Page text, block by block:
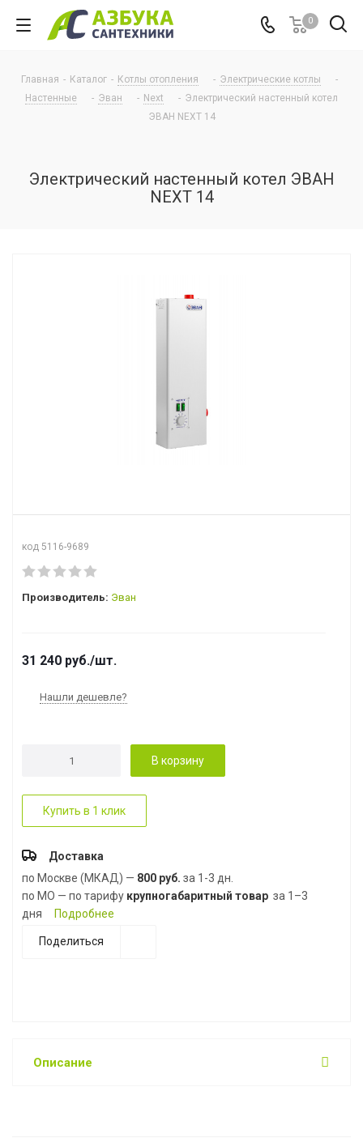
0
Главная - Каталог - Котлы отопления - Электрические котлы
-
Настенные
- Эван - Next - Электрический настенный котел
ЭВАН NEXT 14
Электрический настенный котел ЭВАН
NEXT 14
код 5116-9689
Производитель: Эван
31 240 руб./шт.
Нашли дешевле?
В корзину
Купить в 1 клик
Доставка
по Москве (МКАД) — 800 руб. за 1-3 дн.
по МО — по тарифу крупногабаритный товар за 1–3
дня
Подробнее
Поделиться
Описание